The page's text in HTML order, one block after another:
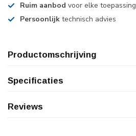
Ruim aanbod voor elke toepassing
Persoonlijk technisch advies
Productomschrijving
Specificaties
Reviews